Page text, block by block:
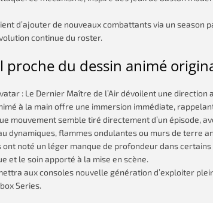
d’ajouter de nouveaux combattants via un season
continue du roster.
proche du dessin animé
: Le Dernier Maître de l’Air dévoilent une
à la main offre une immersion immédiate,
mouvement semble tiré directement d’un épisode,
dynamiques, flammes ondulantes ou murs de terre
noté un léger manque de profondeur dans
et le soin apporté à la mise en scène.
aux consoles nouvelle génération d’exploiter
Series.